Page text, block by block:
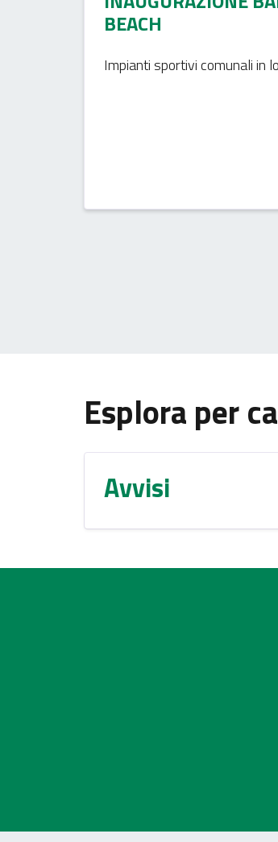
BEACH
Impianti sportivi comunali in
Esplora per
Avvisi